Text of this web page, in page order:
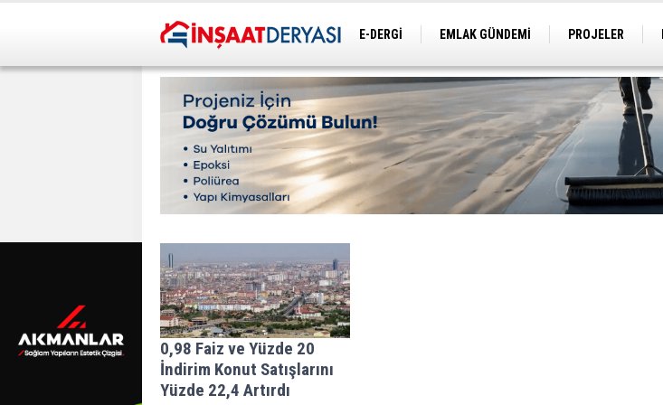
E-DERGİ EMLAK GÜNDEMİ PROJELER
0,98 Faiz ve Yüzde 20
İndirim Konut Satışlarını
Yüzde 22,4 Artırdı